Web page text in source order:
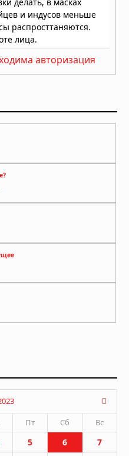
авторизация
Пт Сб Вс
5 6
7